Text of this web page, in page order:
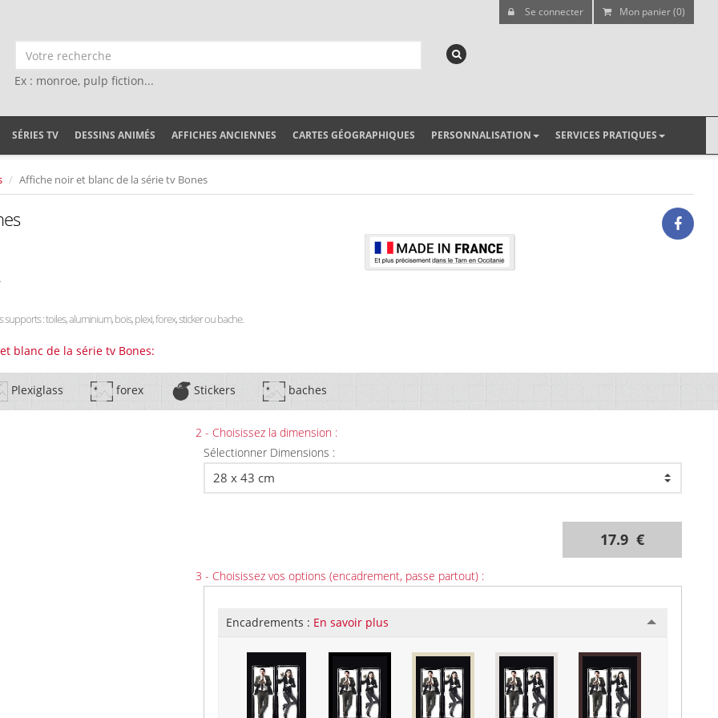
Se connecter Mon panier (0)
Ex : monroe, pulp fiction...
SÉRIES TV DESSINS ANIMÉS AFFICHES ANCIENNES CARTES GÉOGRAPHIQUES PERSONNALISATION SERVICES PRATIQUES
Affiche noir et blanc de la série tv Bones
supports : toiles, aluminium, bois, plexi, forex, sticker ou bache.
blanc de la série tv Bones:
Plexiglass forex Stickers baches
2 - Choisissez la dimension :
Sélectionner Dimensions :
17.9 €
3 - Choisissez vos options (encadrement, passe partout) :
Encadrements : En savoir plus